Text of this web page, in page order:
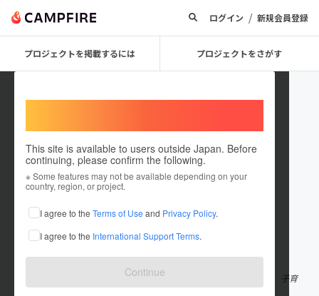
ログイン / 新規会員登録
プロジェクトを掲載するには プロジェクトをさがす
This site is available to users outside Japan. Before
continuing, please confirm the following.
※ Some features may not be available depending on your
country, region, or project.
I agree to the Terms of Use and Privacy Policy.
I agree to the International Support Terms.
Continue
sodatsuco
これまでに1回支援して1件のプロジェクトを投稿しています
在住国：日本 現在地：未設定
出身国：日本 出身地：未設定
一般社団法人sodatsu-co（ソダツコ）です。 理学療法士ふたりで、子育
て支援のために立ち上げた法人です。